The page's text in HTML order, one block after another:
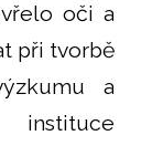
oči a
při tvorbě
a
instituce